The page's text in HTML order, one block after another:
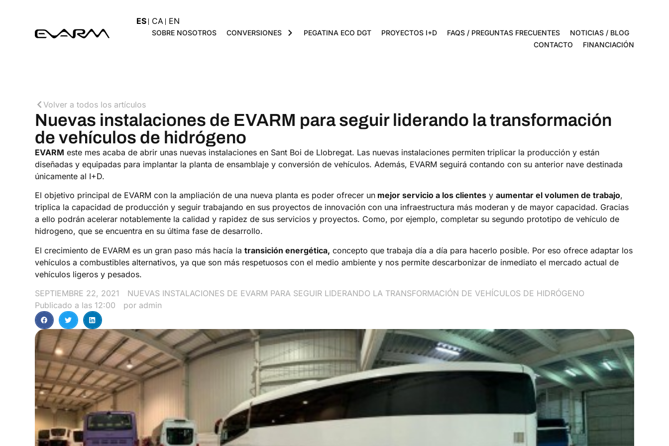
ES CA EN
SOBRE NOSOTROS CONVERSIONES PEGATINA ECO DGT PROYECTOS I+D FAQS / PREGUNTAS FRECUENTES
NOTICIAS / BLOG
CONTACTO
FINANCIACIÓN
Volver a todos los artículos
Nuevas instalaciones de EVARM para seguir liderando la transformación
de vehículos de hidrógeno
EVARM este mes acaba de abrir unas nuevas instalaciones en Sant Boi de Llobregat. Las nuevas instalaciones permiten triplicar la producción y están
diseñadas y equipadas para implantar la planta de ensamblaje y conversión de vehículos. Además, EVARM seguirá contando con su anterior nave destinada
únicamente al I+D.
El objetivo principal de EVARM con la ampliación de una nueva planta es poder ofrecer un mejor servicio a los clientes y aumentar el volumen de trabajo,
triplica la capacidad de producción y seguir trabajando en sus proyectos de innovación con una infraestructura más moderan y de mayor capacidad. Gracias
a ello podrán acelerar notablemente la calidad y rapidez de sus servicios y proyectos. Como, por ejemplo, completar su segundo prototipo de vehículo de
hidrogeno, que se encuentra en su última fase de desarrollo.
El crecimiento de EVARM es un gran paso más hacía la transición energética, concepto que trabaja día a día para hacerlo posible. Por eso ofrece adaptar los
vehículos a combustibles alternativos, ya que son más respetuosos con el medio ambiente y nos permite descarbonizar de inmediato el mercado actual de
vehículos ligeros y pesados.
SEPTIEMBRE 22, 2021
NUEVAS INSTALACIONES DE EVARM PARA SEGUIR LIDERANDO LA TRANSFORMACIÓN DE VEHÍCULOS DE HIDRÓGENO
Publicado a las 12:00 por admin